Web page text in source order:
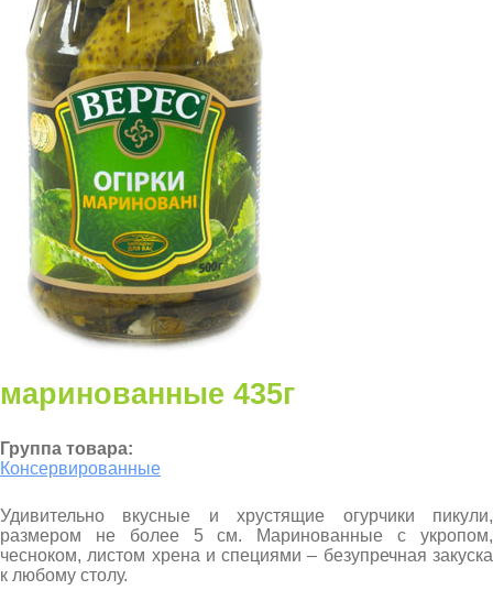
маринованные 435г
Группа товара:
Консервированные
Удивительно вкусные и хрустящие огурчики пикули,
размером не более 5 см. Маринованные с укропом,
чесноком, листом хрена и специями – безупречная закуска
к любому столу.